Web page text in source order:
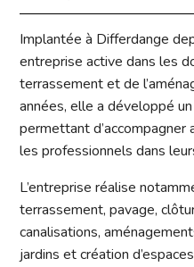
Implantée à Differdange
entreprise active dans les
terrassement et de
années, elle a développé
permettant d’accompagner
les professionnels dans
L’entreprise réalise
terrassement, pavage,
canalisations,
jardins et création